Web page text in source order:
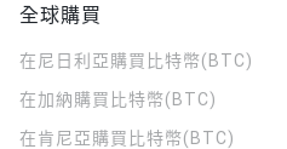
全球購買
在尼日利亞購買比特幣(BTC)
在加納購買比特幣(BTC)
在肯尼亞購買比特幣(BTC)